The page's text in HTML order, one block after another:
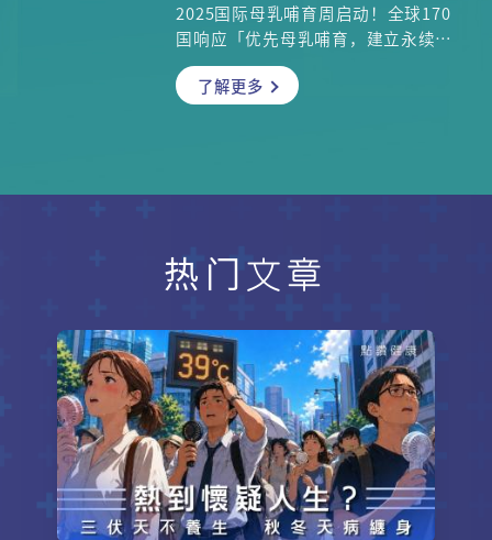
2025国际母乳哺育周启动！全球170
国响应「优先母乳哺育，建立永续支
持系统」行动，母乳喂哺=绿色投资
揭露母乳双重效益：宝宝智商高3-10
了解更多
热门文章